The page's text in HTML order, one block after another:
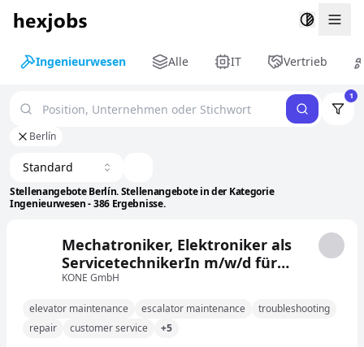
Ingenieurwesen Alle IT Vertrieb
1
Berlín
Stellenangebote Berlín. Stellenangebote in der Kategorie
Ingenieurwesen - 386 Ergebnisse.
Standard
Mechatroniker, Elektroniker als
ServicetechnikerIn m/w/d für
Aufzüge und Rolltreppen
KONE GmbH
elevator maintenance escalator maintenance
troubleshooting
repair
customer service +5